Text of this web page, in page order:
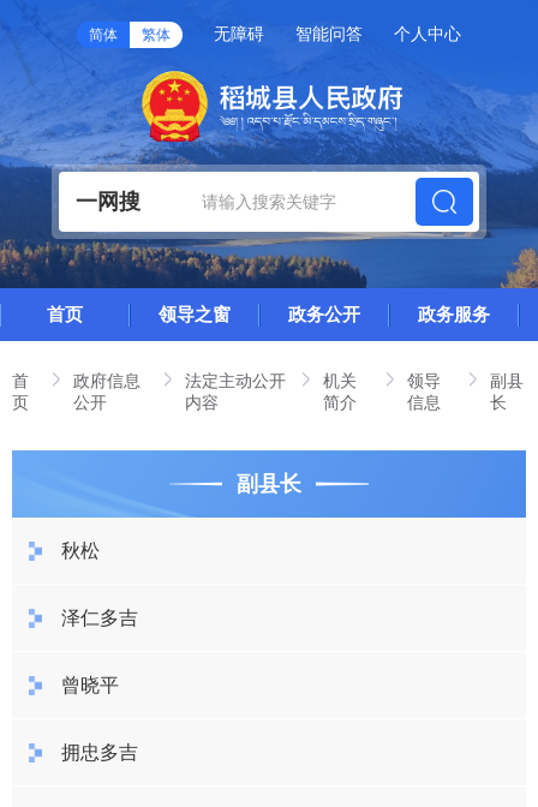
简体 繁体 无障碍 智能问答 个人中心
一网搜
首页 领导之窗 政务公开 政务服务
首
页
政府信息
公开
法定主动公开
内容
机关
简介
领导
信息
副县
长
副县长
秋松
泽仁多吉
曾晓平
拥忠多吉